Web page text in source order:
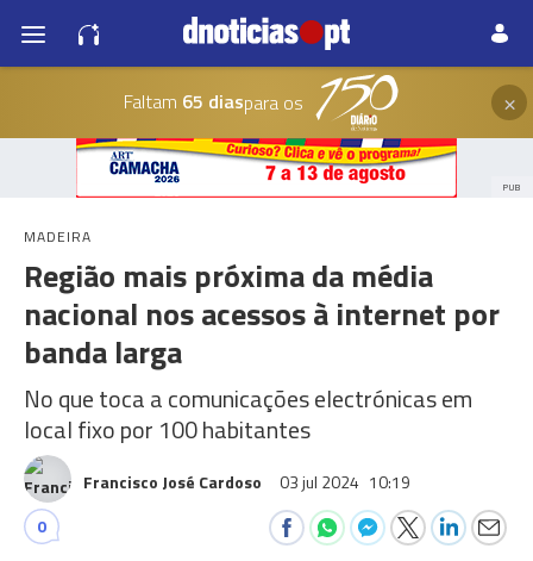
Faltam 65 diaspara os ×
PUB
MADEIRA
Região mais próxima da média
nacional nos acessos à internet por
banda larga
No que toca a comunicações electrónicas em
local fixo por 100 habitantes
Francisco José Cardoso 03 jul 2024 10:19
0